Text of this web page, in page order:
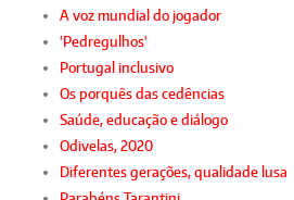
A voz mundial do jogador
'Pedregulhos'
Portugal inclusivo
Os porquês das cedências
Saúde, educação e diálogo
Odivelas, 2020
Diferentes gerações, qualidade lusa